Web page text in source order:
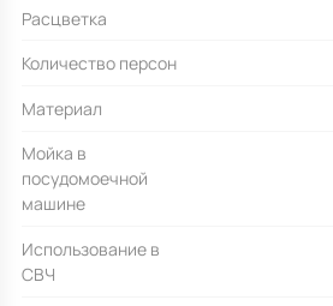
Расцветка
Количество персон
Материал
Мойка в
посудомоечной
машине
Использование в
СВЧ